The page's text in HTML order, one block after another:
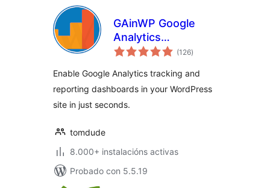
GAinWP Google
Analytics
Integration for
(126valoracións
totais
)
Enable Google Analytics tracking and
reporting dashboards in your WordPress
site in just seconds.
tomdude
8.000+ instalacións activas
Probado con 5.5.19